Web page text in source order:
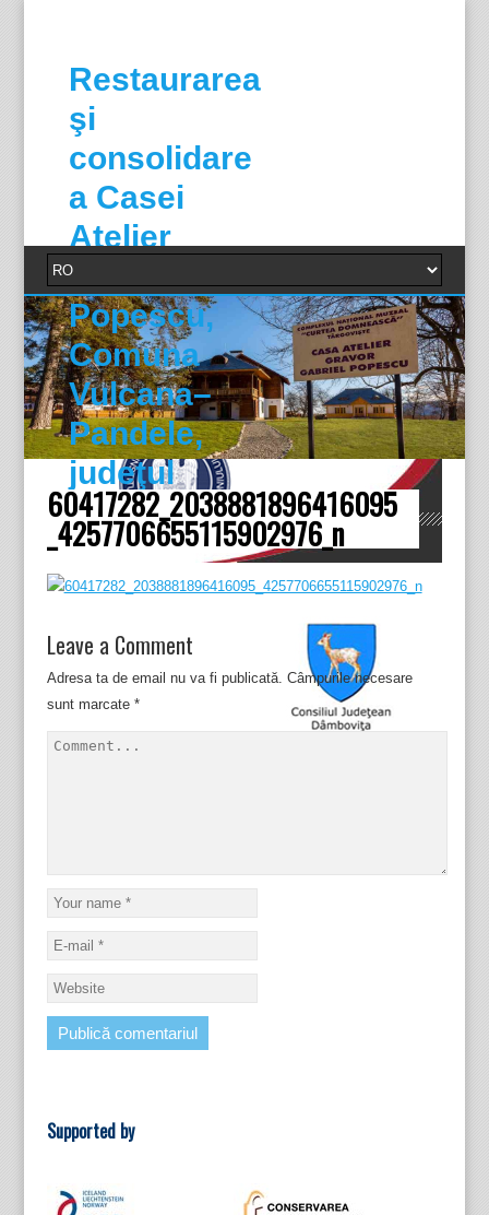
Restaurarea
şi
consolidare
a Casei
Atelier
Gabriel
Popescu,
Comuna
Vulcana–
Pandele,
judeţul
Dâmboviţa
60417282_2038881896416095
_4257706655115902976_n
Leave a Comment
Adresa ta de email nu va fi publicată. Câmpurile necesare
sunt marcate *
Supported by